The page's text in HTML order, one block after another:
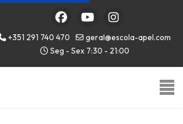
+351 291 740 470
geral@escola-apel.com
Seg - Sex 7:30 - 21:00